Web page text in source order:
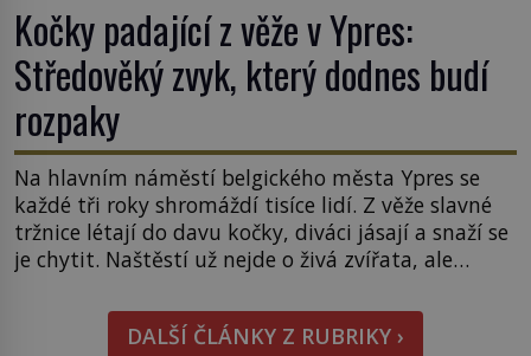
Kočky padající z věže v Ypres:
Středověký zvyk, který dodnes budí
rozpaky
Na hlavním náměstí belgického města Ypres se
každé tři roky shromáždí tisíce lidí. Z věže slavné
tržnice létají do davu kočky, diváci jásají a snaží se
je chytit. Naštěstí už nejde o živá zvířata, ale
Tato veselá podívaná připomíná jeden z
nejpodivnějších a zároveň nejkrutějších zvyků […]
DALŠÍ ČLÁNKY Z RUBRIKY ›